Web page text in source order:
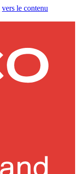
vers le contenu